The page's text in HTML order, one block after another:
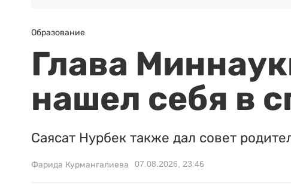
Образование
Глава
нашел себя в
Саясат Нурбек также дал совет
Фарида Курмангалиева 07.08.2026, 23:46